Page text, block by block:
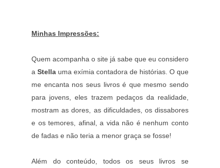
Minhas Impressões:
Quem acompanha o site já sabe que eu considero
a Stella uma exímia contadora de histórias. O que
me encanta nos seus livros é que mesmo sendo
para jovens, eles trazem pedaços da realidade,
mostram as dores, as dificuldades, os dissabores
e os temores, afinal, a vida não é nenhum conto
de fadas e não teria a menor graça se fosse!
Além do conteúdo, todos os seus livros se